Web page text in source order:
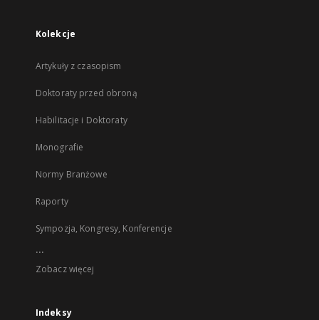
Kolekcje
Artykuły z czasopism
Doktoraty przed obroną
Habilitacje i Doktoraty
Monografie
Normy Branżowe
Raporty
Sympozja, Kongresy, Konferencje
...
Zobacz więcej
Indeksy